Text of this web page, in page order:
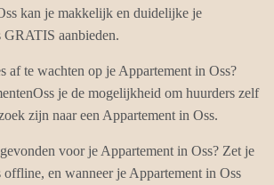
kan je makkelijk en duidelijke je
GRATIS aanbieden.
af te wachten op je Appartement in Oss?
je de mogelijkheid om huurders zelf
zijn naar een Appartement in Oss.
voor je Appartement in Oss? Zet je
offline, en wanneer je Appartement in Oss